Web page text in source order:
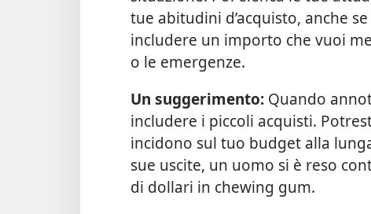
tue abitudini d’acquisto, anche
includere un importo che vuoi
o le emergenze.
Un suggerimento: Quando
includere i piccoli acquisti.
incidono sul tuo budget alla
sue uscite, un uomo si è reso
di dollari in chewing gum.